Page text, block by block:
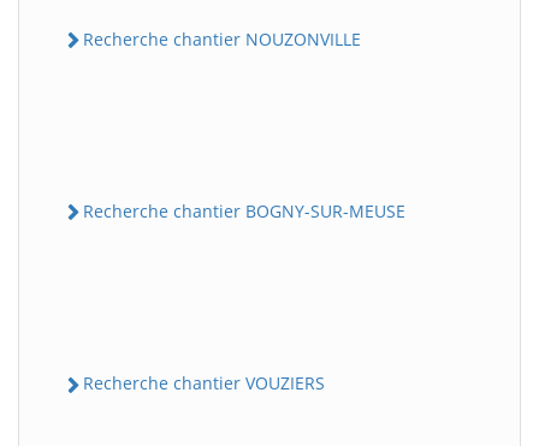
Recherche chantier NOUZONVILLE
Recherche chantier BOGNY-SUR-MEUSE
Recherche chantier VOUZIERS